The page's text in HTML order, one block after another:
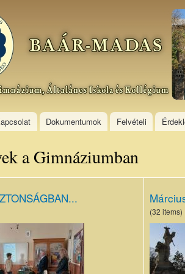
Dokumentumok Felvételi
a Gimnáziumban
(32 items)